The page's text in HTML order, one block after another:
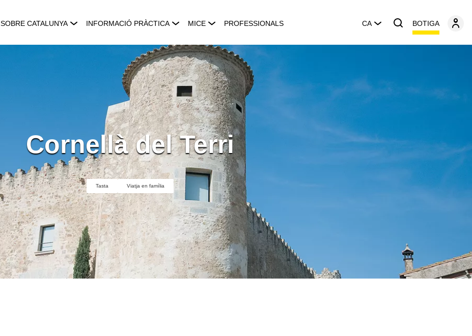
SOBRE CATALUNYA INFORMACIÓ PRÀCTICA MICE PROFESSIONALS CA BOTIGA
Cornellà del Terri
Tasta Viatja en família